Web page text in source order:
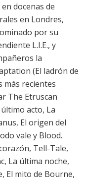
docenas de
en Londres,
por su
L.I.E., y
la
(El ladrón de
más recientes
The Etruscan
acto, La
El origen del
vale y Blood.
Tell-Tale,
La última noche,
El mito de Bourne,